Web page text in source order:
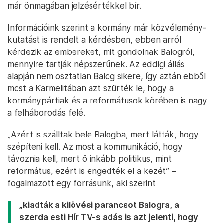
már önmagában jelzésértékkel bír.
Információink szerint a kormány már közvélemény-
kutatást is rendelt a kérdésben, ebben arról
kérdezik az embereket, mit gondolnak Balogról,
mennyire tartják népszerűnek. Az eddigi állás
alapján nem osztatlan Balog sikere, így aztán ebből
most a Karmelitában azt szűrték le, hogy a
kormánypártiak és a reformátusok körében is nagy
a felháborodás felé.
„Azért is szálltak bele Balogba, mert látták, hogy
szépíteni kell. Az most a kommunikáció, hogy
távoznia kell, mert ő inkább politikus, mint
református, ezért is engedték el a kezét” –
fogalmazott egy forrásunk, aki szerint
„kiadták a kilövési parancsot Balogra, a
szerda esti Hír TV-s adás is azt jelenti, hogy